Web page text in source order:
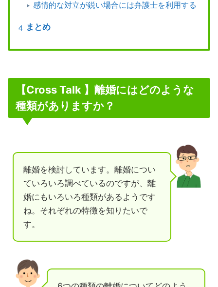
感情的な対立が鋭い場合には弁護士を利用する
まとめ
【Cross Talk 】離婚にはどのような
種類がありますか？
離婚を検討しています。離婚につい
ていろいろ調べているのですが、離
婚にもいろいろ種類があるようです
ね。それぞれの特徴を知りたいで
す。